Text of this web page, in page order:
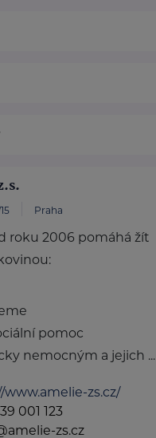
Praha
roku 2006 pomáhá žít
pomoc
nemocným a jejich ...
www.amelie-zs.cz/
001 123
zs.cz